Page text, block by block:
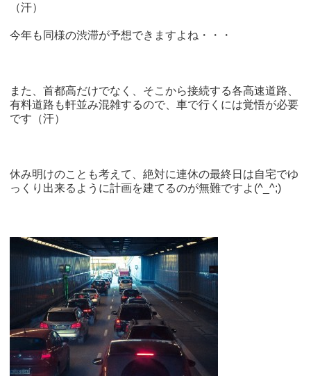
（汗）
今年も同様の渋滞が予想できますよね・・・
また、首都高だけでなく、そこから接続する各高速道路、
有料道路も軒並み混雑するので、車で行くには覚悟が必要
です（汗）
休み明けのことも考えて、絶対に連休の最終日は自宅でゆ
っくり出来るように計画を建てるのが無難ですよ(^_^;)